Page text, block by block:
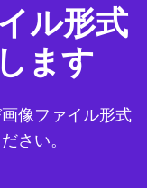
ル形式
ます
像ファイル形式
さい。